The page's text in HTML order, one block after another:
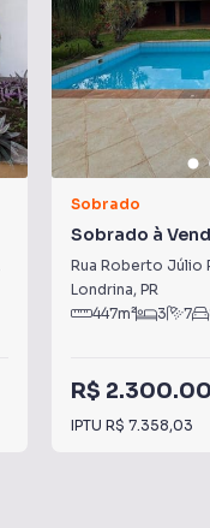
Sobrado
Sobrado à
Rua Roberto Júlio
Londrina, PR
447m² 3 7
R$
IPTU R$ 7.358,03